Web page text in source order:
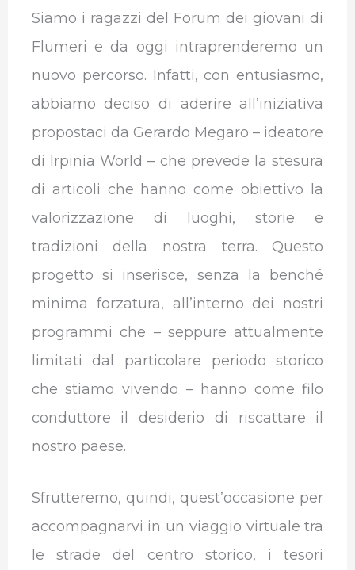
Siamo i ragazzi del Forum dei giovani di
Flumeri e da oggi intraprenderemo un
nuovo percorso. Infatti, con entusiasmo,
abbiamo deciso di aderire all’iniziativa
propostaci da Gerardo Megaro – ideatore
di Irpinia World – che prevede la stesura
di articoli che hanno come obiettivo la
valorizzazione di luoghi, storie e
tradizioni della nostra terra. Questo
progetto si inserisce, senza la benché
minima forzatura, all’interno dei nostri
programmi che – seppure attualmente
limitati dal particolare periodo storico
che stiamo vivendo – hanno come filo
conduttore il desiderio di riscattare il
nostro paese.
Sfrutteremo, quindi, quest’occasione per
accompagnarvi in un viaggio virtuale tra
le strade del centro storico, i tesori